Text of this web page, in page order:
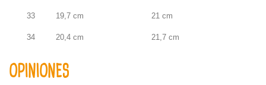
33 19,7 cm 21 cm
34 20,4 cm 21,7 cm
OPINIONES